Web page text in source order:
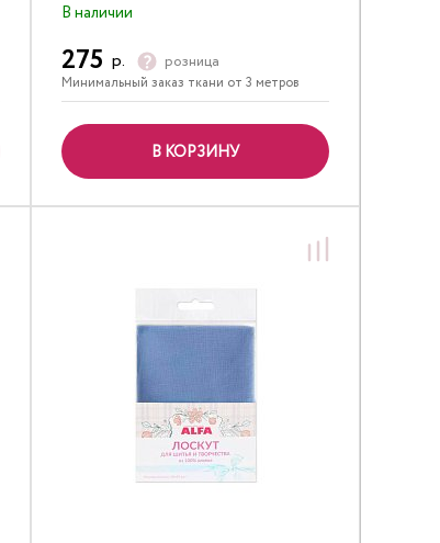
В наличии
275 р. розница
Минимальный заказ ткани от 3 метров
В КОРЗИНУ